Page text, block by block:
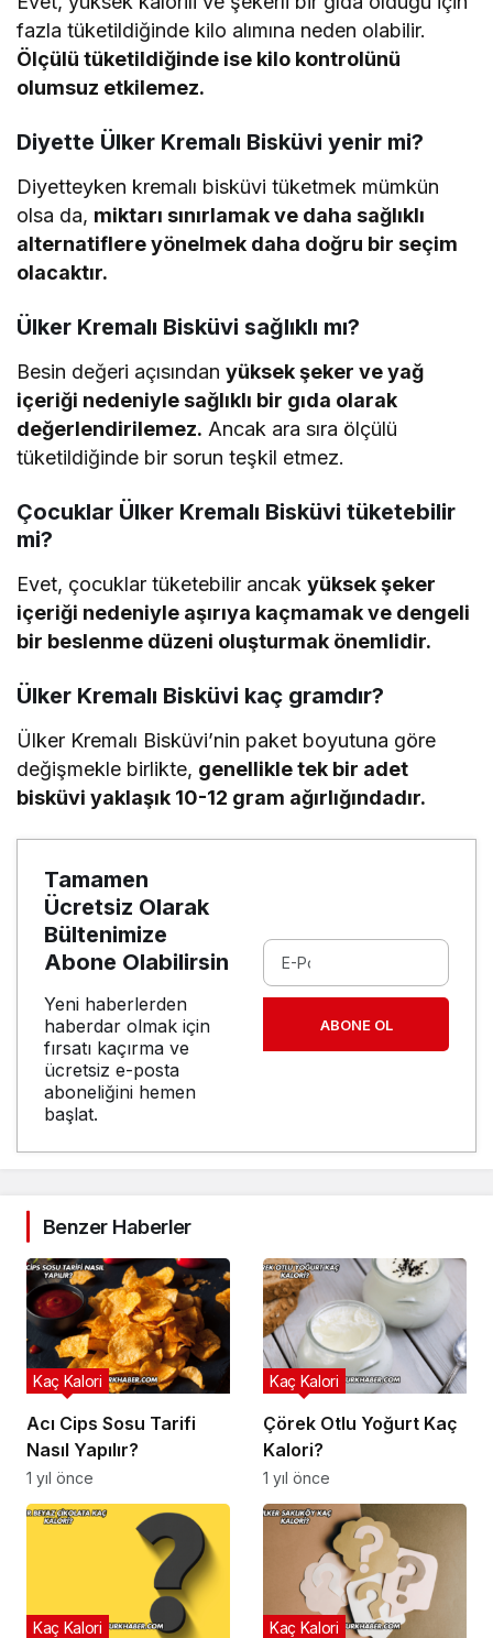
fazla tüketildiğinde kilo alımına neden olabilir.
Ölçülü tüketildiğinde ise kilo kontrolünü
olumsuz etkilemez.
Diyette Ülker Kremalı Bisküvi yenir mi?
Diyetteyken kremalı bisküvi tüketmek mümkün
olsa da, miktarı sınırlamak ve daha sağlıklı
alternatiflere yönelmek daha doğru bir seçim
olacaktır.
Ülker Kremalı Bisküvi sağlıklı mı?
Besin değeri açısındanyüksek şeker ve yağ
içeriği nedeniyle sağlıklı bir gıda olarak
değerlendirilemez. Ancak ara sıra ölçülü
tüketildiğinde bir sorun teşkil etmez.
Çocuklar Ülker Kremalı Bisküvi tüketebilir
mi?
Evet, çocuklar tüketebilir ancakyüksek şeker
içeriği nedeniyle aşırıya kaçmamak ve dengeli
bir beslenme düzeni oluşturmak önemlidir.
Ülker Kremalı Bisküvi kaç gramdır?
Ülker Kremalı Bisküvi’nin paket boyutuna göre
değişmekle birlikte, genellikle tek bir adet
bisküvi yaklaşık 10-12 gram ağırlığındadır.
Tamamen
Ücretsiz Olarak
Bültenimize
Abone Olabilirsin
Yeni haberlerden
haberdar olmak için
fırsatı kaçırma ve
ücretsiz e-posta
aboneliğini hemen
başlat.
ABONE OL
Benzer Haberler
Acı Cips Sosu Tarifi
Nasıl Yapılır?
Kaç Kalori
1 yıl önce
Çörek Otlu Yoğurt Kaç
Kalori?
Kaç Kalori
1 yıl önce
Kaç Kalori Kaç Kalori